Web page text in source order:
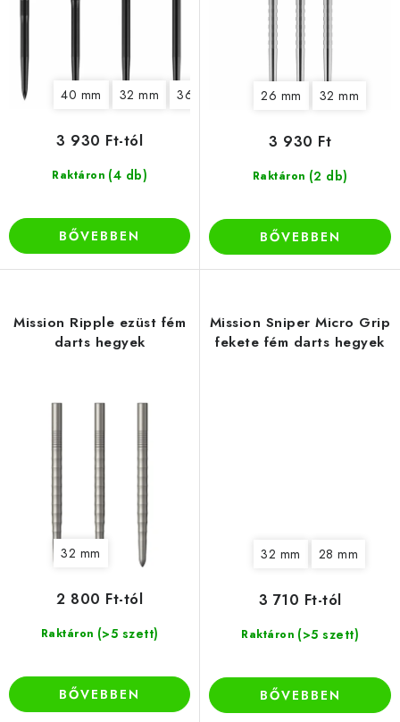
40 mm 32 mm 36 mm
Raktáron (4 db)
3 930 Ft-tól
BŐVEBBEN
26 mm 32 mm
Raktáron (2 db)
3 930 Ft
BŐVEBBEN
Mission Ripple ezüst fém
darts hegyek
32 mm
Raktáron (>5 szett)
2 800 Ft-tól
BŐVEBBEN
Mission Sniper Micro Grip
fekete fém darts hegyek
32 mm 28 mm
Raktáron (>5 szett)
3 710 Ft-tól
BŐVEBBEN